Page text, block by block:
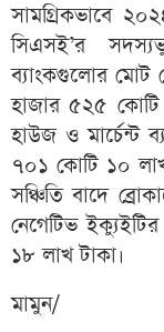
সামগ্রিকভাবে
সিএসই’র
ব্যাংকগুলোর মোট
হাজার ৫২৫ কোটি
হাউজ ও মার্চেন্ট
৭০১ কোটি ১০ লাখ
সঞ্চিতি বাদে
নেগেটিভ
১৮ লাখ টাকা।
মামুন/